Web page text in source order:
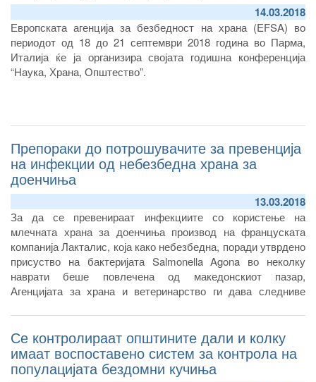
14.03.2018
Европската агенција за безбедност на храна (EFSA) во
периодот од 18 до 21 септември 2018 година во Парма,
Италија ќе ја организира својата годишна конференција
“Наука, Храна, Општество”.
Препораки до потрошувачите за превенција
на инфекции од небезбедна храна за
доенчиња
13.03.2018
За да се превенираат инфекциите со користење на
млечната храна за доенчиња производ на француската
компанија Лакталис, која како небезбедна, поради утврдено
присуство на бактеријата Salmonella Agona во неколку
наврати беше повлечена од македонскиот пазар,
Агенцијата за храна и ветеринарство ги дава следниве
Се контролираат општините дали и колку
имаат воспоставено систем за контрола на
популацијата бездомни кучиња